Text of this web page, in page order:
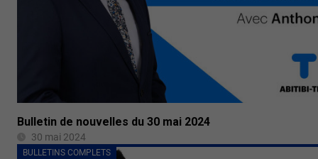
Bulletin de nouvelles du 30 mai 2024
30 mai 2024
BULLETINS COMPLETS